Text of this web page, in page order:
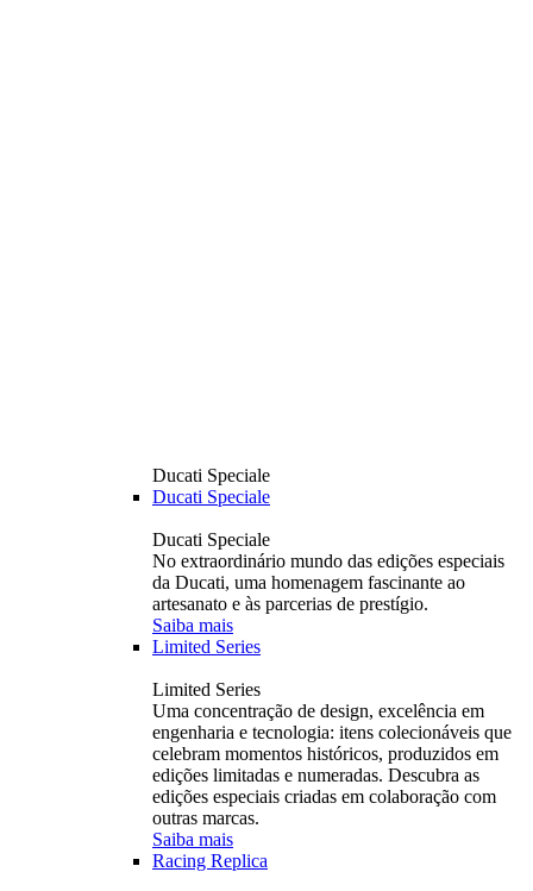
Ducati Speciale
Ducati Speciale
Ducati Speciale
No extraordinário mundo das edições especiais
da Ducati, uma homenagem fascinante ao
artesanato e às parcerias de prestígio.
Saiba mais
Limited Series
Limited Series
Uma concentração de design, excelência em
engenharia e tecnologia: itens colecionáveis ​​que
celebram momentos históricos, produzidos em
edições limitadas e numeradas. Descubra as
edições especiais criadas em colaboração com
outras marcas.
Saiba mais
Racing Replica